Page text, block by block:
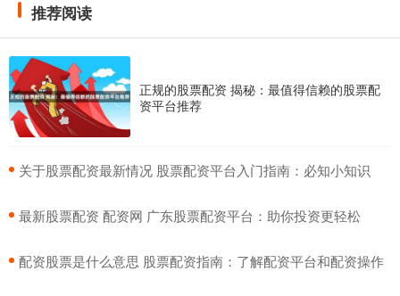
推荐阅读
正规的股票配资 揭秘：最值得信赖的股票配
资平台推荐
​关于股票配资最新情况 股票配资平台入门指南：必知小知识
​最新股票配资 配资网 广东股票配资平台：助你投资更轻松
​配资股票是什么意思 股票配资指南：了解配资平台和配资操作